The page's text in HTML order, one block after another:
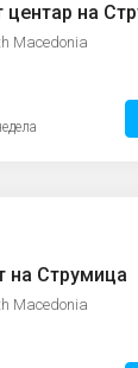
Macedonia
на Струмица
Macedonia